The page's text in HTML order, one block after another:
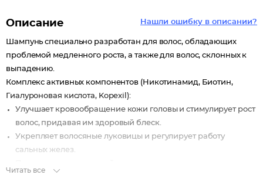
Нашли ошибку в описании?
Описание
Шампунь специально разработан для волос, обладающих
проблемой медленного роста, а также для волос, склонных к
выпадению.
Комплекс активных компонентов (Никотинамид, Биотин,
Гиалуроновая кислота, Kopexil):
Улучшает кровообращение кожи головы и стимулирует рост
волос, придавая им здоровый блеск.
Укрепляет волосяные луковицы и регулирует работу
сальных желез.
Читать все